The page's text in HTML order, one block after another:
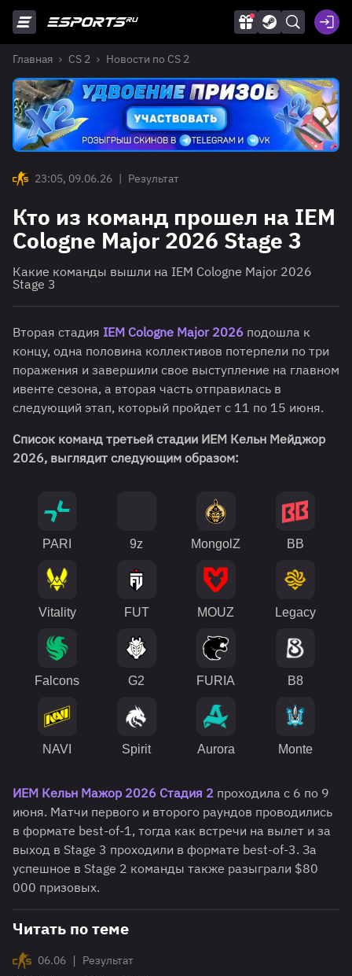
Главная CS 2 Новости по CS 2
23:05, 09.06.26 | Результат
Кто из команд прошел на IEM
Cologne Major 2026 Stage 3
Какие команды вышли на IEM Cologne Major 2026
Stage 3
Вторая стадия IEM Cologne Major 2026 подошла к
концу, одна половина коллективов потерпели по три
поражения и завершили свое выступление на главном
ивенте сезона, а вторая часть отправилась в
следующий этап, который пройдет с 11 по 15 июня.
Список команд третьей стадии ИЕМ Кельн Мейджор
2026, выглядит следующим образом:
PARI 9z MongolZ BB
Vitality FUT MOUZ Legacy
Falcons G2 FURIA B8
NAVI Spirit Aurora Monte
ИЕМ Кельн Мажор 2026 Стадия 2 проходила с 6 по 9
июня. Матчи первого и второго раундов проводились
в формате best-of-1, тогда как встречи на вылет и за
выход в Stage 3 проходили в формате best-of-3. За
успешное в Stage 2 команды также разыграли $80
000 призовых.
Читать по теме
06.06 | Результат